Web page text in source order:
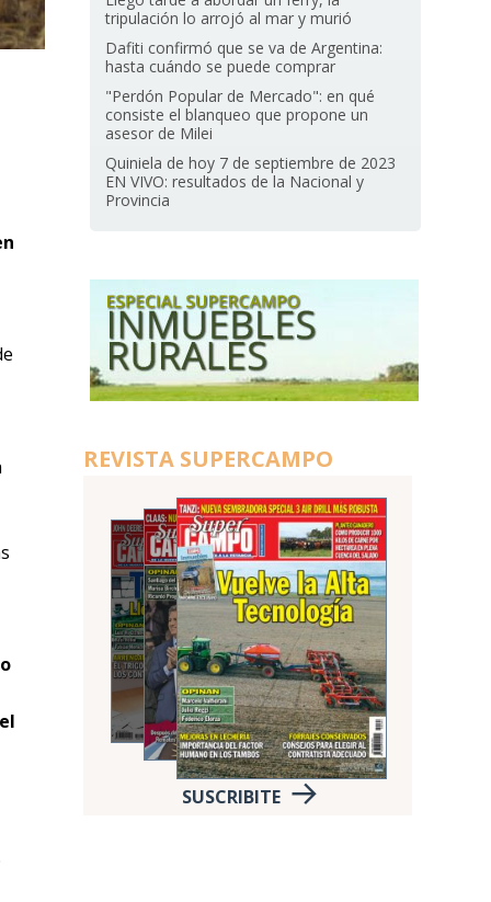
tripulación lo arrojó al mar y murió
Dafiti confirmó que se va de Argentina:
hasta cuándo se puede comprar
"Perdón Popular de Mercado": en qué
consiste el blanqueo que propone un
asesor de Milei
Quiniela de hoy 7 de septiembre de 2023
EN VIVO: resultados de la Nacional y
Provincia
REVISTA SUPERCAMPO
SUSCRIBITE